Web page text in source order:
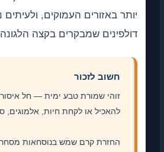
יותר באזורים העמוקים, ולעיתים
דולפינים שמבקרים בקצה
חשוב לזכור
זוהי שמורת טבע ימית — חל
להאכיל או לקחת חיות, אלמוגים,
החזרת קרם שמש בנוסחאות